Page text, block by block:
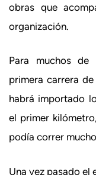
obras que
organización.
Para muchos
primera carrera
habrá importado
el primer
podía correr
Una vez pasado el